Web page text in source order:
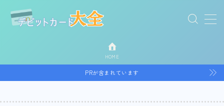
一般デビットカード
HOME
PRが含まれています